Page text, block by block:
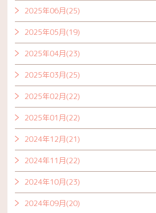
2025年06月(25)
2025年05月(19)
2025年04月(23)
2025年03月(25)
2025年02月(22)
2025年01月(22)
2024年12月(21)
2024年11月(22)
2024年10月(23)
2024年09月(20)